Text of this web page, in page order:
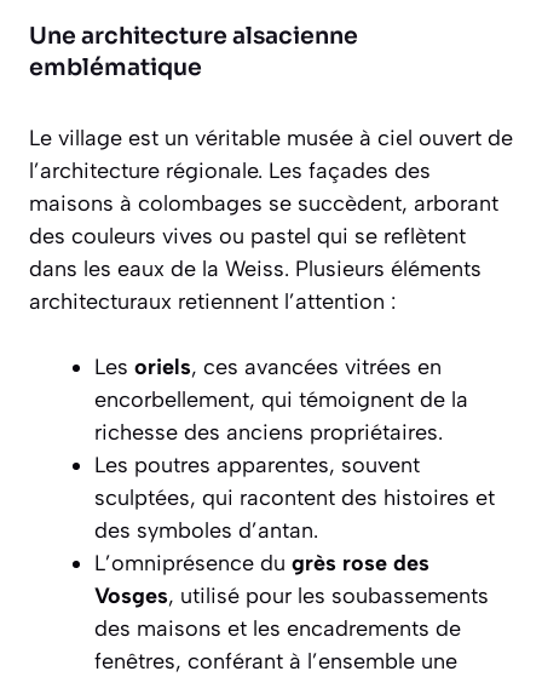
Une architecture alsacienne
emblématique
Le village est un véritable musée à ciel ouvert de
l’architecture régionale. Les façades des
maisons à colombages se succèdent, arborant
des couleurs vives ou pastel qui se reflètent
dans les eaux de la Weiss. Plusieurs éléments
architecturaux retiennent l’attention :
Les oriels, ces avancées vitrées en
encorbellement, qui témoignent de la
richesse des anciens propriétaires.
Les poutres apparentes, souvent
sculptées, qui racontent des histoires et
des symboles d’antan.
L’omniprésence du grès rose des
Vosges, utilisé pour les soubassements
des maisons et les encadrements de
fenêtres, conférant à l’ensemble une